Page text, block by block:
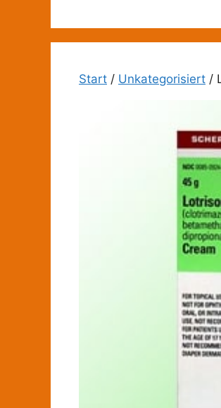
Start / Unkategorisiert /